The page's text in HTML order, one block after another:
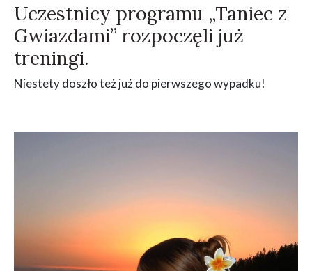
Uczestnicy programu „Taniec z
Gwiazdami” rozpoczęli już
treningi.
Niestety doszło też już do pierwszego wypadku!